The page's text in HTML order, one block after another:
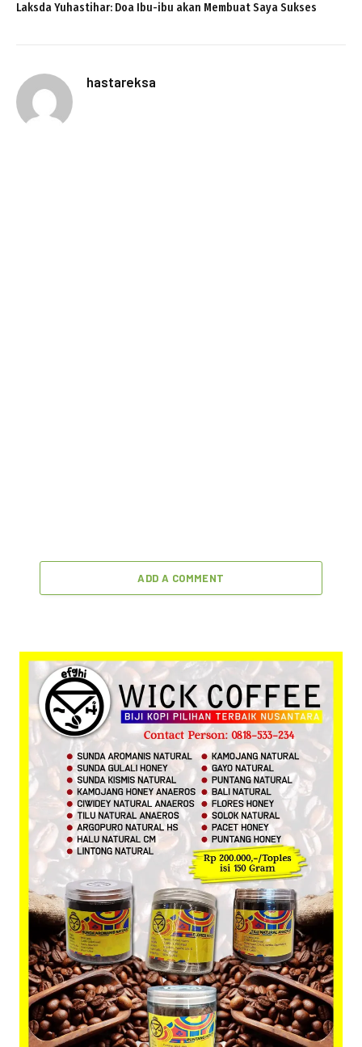
Laksda Yuhastihar: Doa Ibu-ibu akan Membuat Saya Sukses
hastareksa
ADD A COMMENT